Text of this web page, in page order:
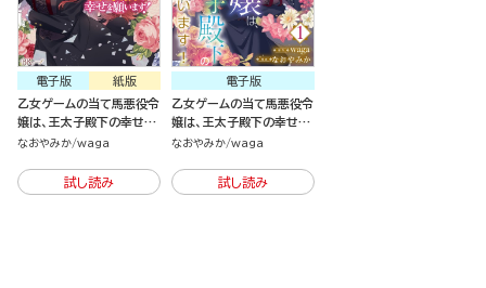
紙版
電子版
乙女ゲームの当て馬悪役令
嬢は、王太子殿下の幸せを
願います！（1）
なおやみか waga
試し読み
電子版
乙女ゲームの当て馬悪役令
嬢は、王太子殿下の幸せを
願います！（分冊版）
なおやみか waga
試し読み